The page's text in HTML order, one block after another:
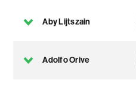
Aby Lijtszain
Adolfo Orive